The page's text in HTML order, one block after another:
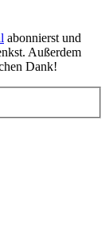
abonnierst und
Außerdem
Dank!